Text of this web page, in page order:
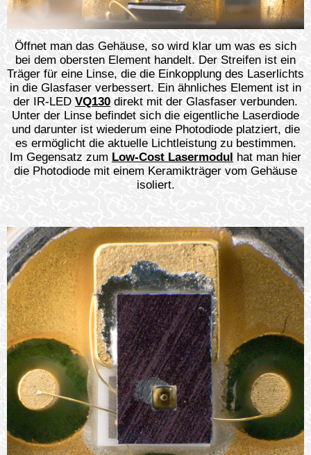
Öffnet man das Gehäuse, so wird klar um was es sich
bei dem obersten Element handelt. Der Streifen ist ein
Träger für eine Linse, die die Einkopplung des Laserlichts
in die Glasfaser verbessert. Ein ähnliches Element ist in
der IR-LED VQ130 direkt mit der Glasfaser verbunden.
Unter der Linse befindet sich die eigentliche Laserdiode
und darunter ist wiederum eine Photodiode platziert, die
es ermöglicht die aktuelle Lichtleistung zu bestimmen.
Im Gegensatz zum Low-Cost Lasermodul hat man hier
die Photodiode mit einem Keramikträger vom Gehäuse
isoliert.